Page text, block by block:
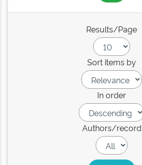
Results/Page
Sort items by
In order
Authors/record